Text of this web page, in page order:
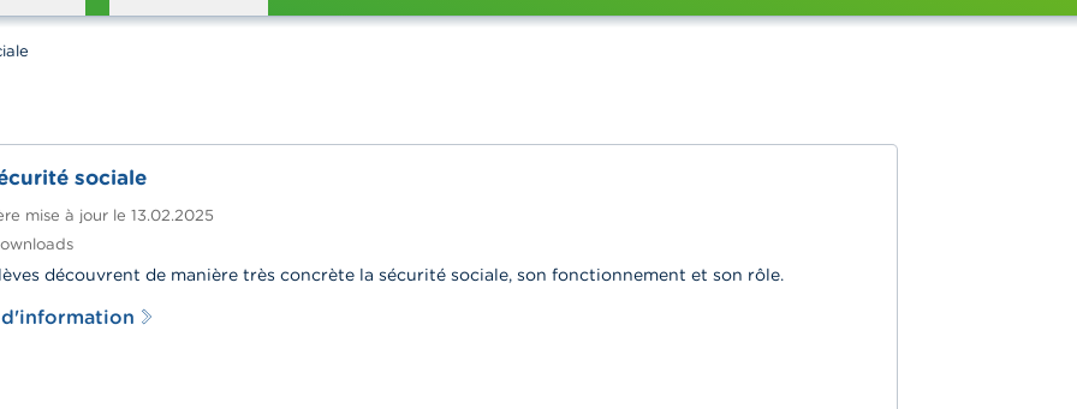
sociale
mise à jour le 13.02.2025
découvrent de manière très concrète la sécurité sociale, son fonctionnement et son rôle.
d'information